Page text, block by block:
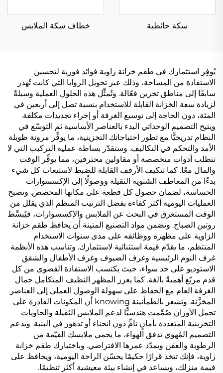
سكة حائطية خطاف سكة الملابس
يُوفِر استثمارك في طقم خزانة زاوية فوائد فورية لتحسين
الاستفادة من المساحة، وذلك عبر تحويل الزوايا التي كانت تُهدر
سابقًا إلى مناطق تخزين فعّالة. وتُمثِّل هذه الحلول العملية وسيلةً
لزيادة سعة الخزانة القابلة للاستخدام بنسبة تصل إلى أربعين في
المئة، دون الحاجة إلى توسيع الغرفة أو إجراء تجديدات مكلفة.
ويتيح التصميم الوحداتي البدء بالعناصر الأساسية ثم التوسّع في
النظام تدريجيًّا مع تطور احتياجاتك التخزينية، ما يوفِّر مرونة طويلة
الأمد والتحكم في التكاليف. وستقدّر بساطة عملية التركيب التي لا
تتطلب أدوات متخصصة أو مقاولين محترفين، مما يوفِّر الوقت
والمال معًا. كما تتكيف الأرفف القابلة للضبط لاستيعاب كل شيء
بدءًا من المعاطف الشتوية الثقيلة ووصولًا إلى الإكسسوارات
الحساسة، لضمان حصول كل قطعة على مكانها المخصص. وتصبح
العمليات اليومية أكثر كفاءة بفضل الترتيب المنظم الذي يقلل من
الوقت المستغرق في البحث عن الملابس والإكسسوارات، فيُبسِّط
روتين الصباح. وتضمن مواد التصنيع المتينة أن يحافظ طقم خزانة
الزاوية على مظهره ووظائفه على مدى سنوات الاستخدام
المنتظم، ما يقدّم قيمة استثنائية لاستثمارك. وتناسب هذه الأنظمة
غرف النوم الرئيسية وغرف الضيوف وغرف الأطفال والشقق
الاستوديو على حد سواء، حيث يكتسب الاستفادة القصوى من كل
قدم مربّع أهميةً بالغة. كما يعزز المظهر النظيف المتكامل جمال
الغرفة العام مع الحفاظ على سهولة الوصول العملي إلى العناصر
المخزَّنة. وتشعر بالطمأنينة knowing أن المكونات القادرة على
تحمل الأوزان صُمِّمت هندسيًّا لدعم الملابس الثقيلة والحاويات
التخزينية المتعددة بأمانٍ تامٍّ دون انحناء أو تدهور في البنية. ويدعم
التصميم المُهوي تدفق الهواء، ما يحمي ملابسك القيّمة من
الرطوبة والعفن ويمدّد عمرها الافتراضي. وباختيارك طقم خزانة
زاوية، فإنك تتخذ قرارًا حكيمًا يحسّن الراحة اليومية، ويحافظ على
قيمة منزلك، ويساعد في إنشاء بيئة معيشية أكثر تنظيمًا.